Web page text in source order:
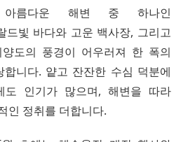
아름다운 해변 중 하나인
드빛 바다와 고운 백사장, 그리고
도의 풍경이 어우러져 한 폭의
니다. 얕고 잔잔한 수심 덕분에
도 인기가 많으며, 해변을 따라
인 정취를 더합니다.